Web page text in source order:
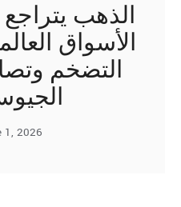
الذهب
الأسواق
التضخم
1, 2026